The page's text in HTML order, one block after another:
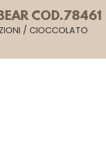
COD.78461
/ CIOCCOLATO